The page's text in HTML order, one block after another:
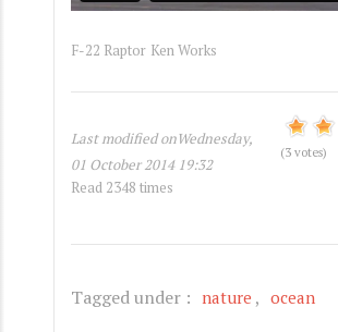
F-22 Raptor Ken Works
Last modified onWednesday,
01 October 2014 19:32
(3 votes)
Read 2348 times
Tagged under : nature ocean